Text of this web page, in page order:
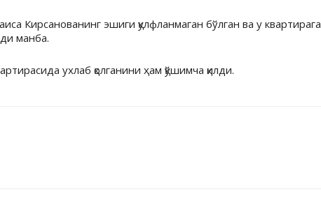
Кирсанованинг эшиги қулфланмаган бўлган ва у квартирага
манба.
ухлаб қолганини ҳам қўшимча қилди.